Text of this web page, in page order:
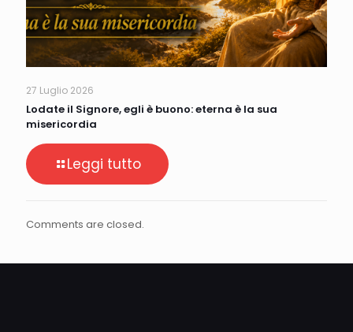
27 Luglio 2026
Lodate il Signore, egli è buono: eterna è la sua
misericordia
Leggi tutto
Comments are closed.